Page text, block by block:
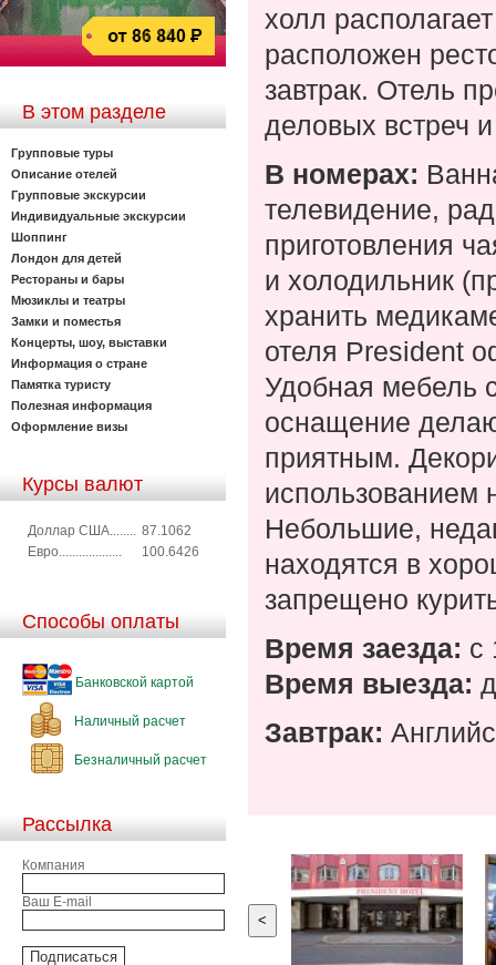
В этом разделе
Групповые туры
Описание отелей
Групповые экскурсии
Индивидуальные экскурсии
Шоппинг
Лондон для детей
Рестораны и бары
Мюзиклы и театры
Замки и поместья
Концерты, шоу, выставки
Информация о стране
Памятка туристу
Полезная информация
Оформление визы
Курсы валют
Доллар США........ 87.1062
Евро...................
100.6426
Способы оплаты
Банковской картой
Наличный расчет
Безналичный расчет
Рассылка
Компания
Ваш E-mail
холл
расположен
завтрак. Отель
деловых встреч
В номерах:
телевидение,
приготовления
и холодильник
хранить
отеля President
Удобная мебель
оснащение
приятным.
использованием
Небольшие,
находятся в
запрещено
Время заезда: с
Время выезда:
Завтрак:
<